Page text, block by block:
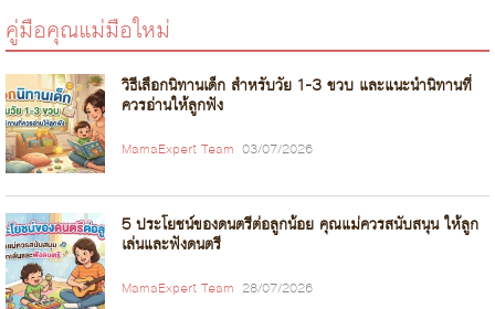
คู่มือคุณแม่มือใหม่
วิธีเลือกนิทานเด็ก สำหรับวัย 1-3 ขวบ และแนะนำนิทานที่
ควรอ่านให้ลูกฟัง
MamaExpert Team 03/07/2026
5 ประโยชน์ของดนตรีต่อลูกน้อย คุณแม่ควรสนับสนุน ให้ลูก
เล่นและฟังดนตรี
MamaExpert Team 28/07/2026